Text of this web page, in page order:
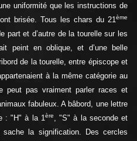
uniformité que les instructions de
brisée. Tous les chars du 21ème
part et d’autre de la tourelle sur les
peint en oblique, et d’une belle
de la tourelle, entre épiscope et
à la même catégorie au
peut pas vraiment parler races et
fabuleux. A bâbord, une lettre
: "H" à la 1ère, "S" à la seconde et
sache la signification. Des cercles